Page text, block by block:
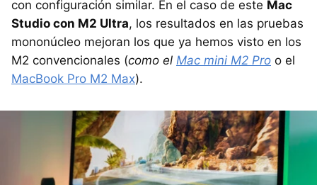
con configuración similar. En el caso de este Mac
Studio con M2 Ultra, los resultados en las pruebas
mononúcleo mejoran los que ya hemos visto en los
M2 convencionales (como el Mac mini M2 Pro o el
MacBook Pro M2 Max).